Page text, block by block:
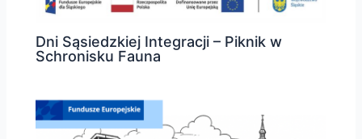
Dni Sąsiedzkiej Integracji – Piknik w
Schronisku Fauna